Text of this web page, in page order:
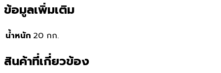
ข้อมูลเพิ่มเติม
น้ำหนัก 20 กก.
สินค้าที่เกี่ยวข้อง